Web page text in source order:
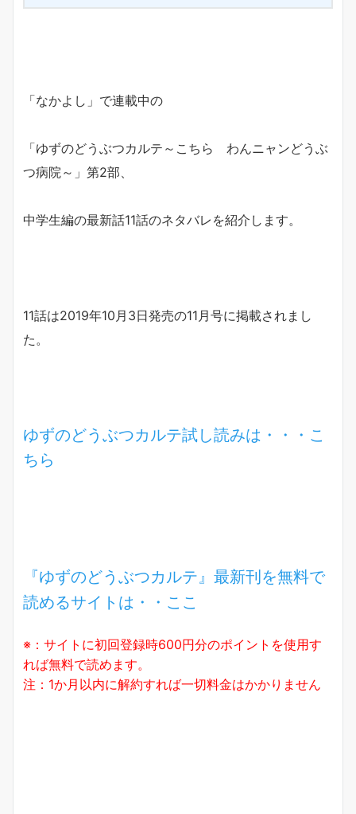
「なかよし」で連載中の
「ゆずのどうぶつカルテ～こちら わんニャンどうぶ
つ病院～」第2部、
中学生編の最新話11話のネタバレを紹介します。
11話は2019年10月3日発売の11月号に掲載されまし
た。
ゆずのどうぶつカルテ試し読みは・・・こ
ちら
『ゆずのどうぶつカルテ』最新刊を無料で
読めるサイトは・・ここ
※：サイトに初回登録時600円分のポイントを使用す
れば無料で読めます。
注：1か月以内に解約すれば一切料金はかかりません